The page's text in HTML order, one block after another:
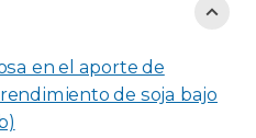
en el aporte de
de soja bajo